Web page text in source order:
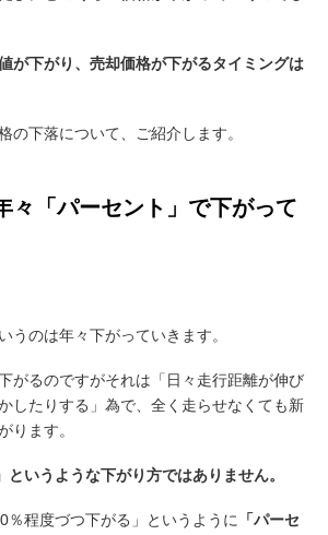
が下がり、売却価格が下がるタイミングは
の下落について、ご紹介します。
々「パーセント」で下がって
うのは年々下がっていきます。
がるのですがそれは「日々走行距離が伸び
したりする」為で、全く走らせなくても新
ります。
というような下がり方ではありません。
％程度づつ下がる」というように 「パーセ